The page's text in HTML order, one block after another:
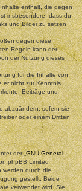
enthält, die gegen
insbesondere, dass du
und Bilder zu setzen
gegen diese
Regeln kann der
der Nutzung dieses
für die Inhalte von
er nicht zur Kenntnis
Beiträge und
abzuändern, sofern sie
oder einem Dritten
der „GNU General
phpBB Limited
werden durch die
gestellt. Beide
verwendet wird. Sie